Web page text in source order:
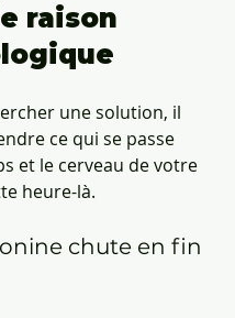
raison
une solution, il
ce qui se passe
et le cerveau de votre
heure-là.
chute en fin